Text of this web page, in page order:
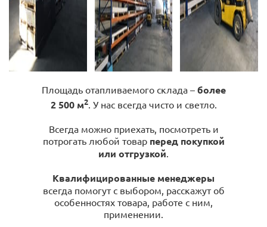
Площадь отапливаемого склада – более
2 500 м2. У нас всегда чисто и светло.
Всегда можно приехать, посмотреть и
потрогать любой товар перед покупкой
или отгрузкой.
Квалифицированные менеджеры
всегда помогут с выбором, расскажут об
особенностях товара, работе с ним,
применении.